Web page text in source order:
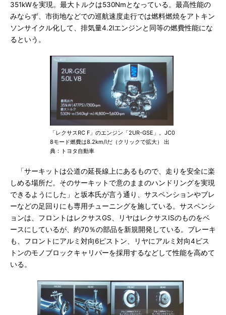
351kWを実現。最大トルクは530Nmとなっている。最高性能の
みならず、市街地などでの巡航速度走行では燃料燃焼をアトキン
ソンサイクル化して、排気量4.2lエンジンと同等の燃費性能にな
るという。
「レクサスRC F」のエンジン「2UR-GSE」。JC0
8モード燃費は8.2km/lだ（クリックで拡大） 出
典：トヨタ自動車
「サーキットは公道の延長線上にあるもので、走りを安全に楽
しめる場所だ。そのサーキットで意のままのハンドリングを実現
できるようにした」と坂本氏が言う通り、サスペンションやブレ
ーなどの足回りにも専用チューニングを施している。サスペンシ
ョンは、フロントはレクサスGS、リヤはレクサスISのものをベ
ースにしているが、約70％の部品を新規開発している。ブレーキ
も、フロントにアルミ対向6ピストン、リヤにアルミ対向4ピス
トンのモノブロックキャリパーを採用するなどして性能を高めて
いる。